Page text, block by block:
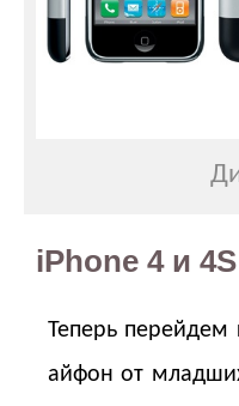
iPhone 4 и 4S
Теперь
айфон от